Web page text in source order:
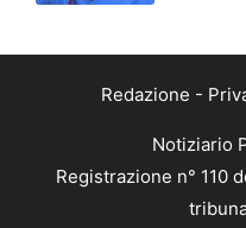
Redazione -
Notiziario
Registrazione n° 110